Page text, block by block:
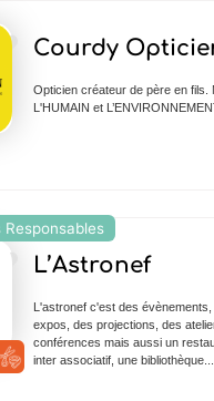
Courdy
Opticien créateur de père en fils.
L'HUMAIN et
L’Astronef
L'astronef c'est des
expos, des projections, des
conférences mais aussi un
inter associatif, une bibliothèque...